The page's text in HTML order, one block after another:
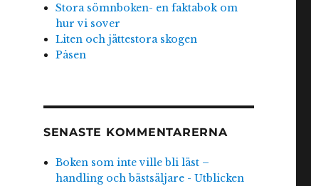
Stora sömnboken- en faktabok om
hur vi sover
Liten och jättestora skogen
Påsen
SENASTE KOMMENTARERNA
Boken som inte ville bli läst –
handling och bästsäljare - Utblicken